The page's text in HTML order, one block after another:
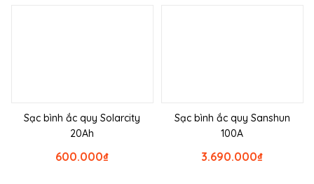
Sạc bình ắc quy Solarcity
20Ah
₫
600.000
Sạc bình ắc quy Sanshun
100A
₫
3.690.000